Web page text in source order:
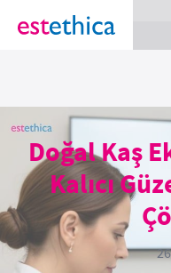
section Service {
Doğal Kaş
Kalıcı